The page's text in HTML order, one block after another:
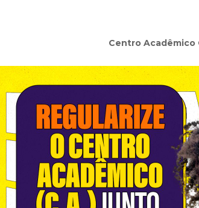
Centro Acadêmico